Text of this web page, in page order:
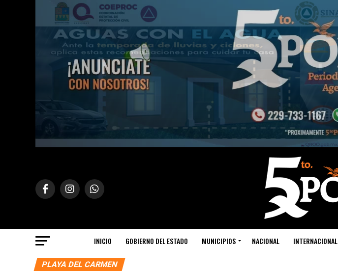
INICIO GOBIERNO DEL ESTADO MUNICIPIOS NACIONAL INTERNACIONAL
PLAYA DEL CARMEN